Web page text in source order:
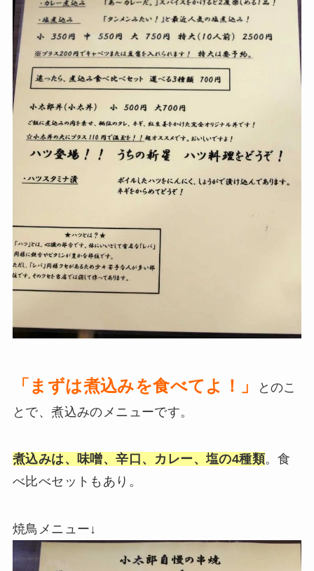
「まずは煮込みを食べてよ！」
とのこ
とで、煮込みのメニューです。
煮込みは、味噌、辛口、カレー、塩の4種類。食
べ比べセットもあり。
焼鳥メニュー↓